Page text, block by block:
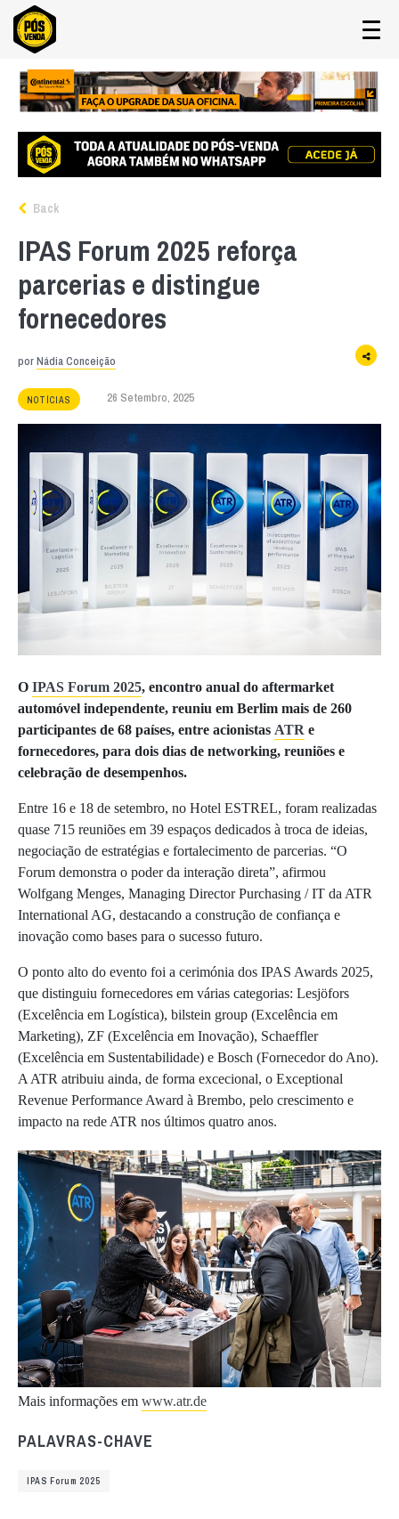
Back
IPAS Forum 2025 reforça
parcerias e distingue
fornecedores
porNádia Conceição
NOTÍCIAS 26 Setembro, 2025
O IPAS Forum 2025, encontro anual do aftermarket
automóvel independente, reuniu em Berlim mais de 260
participantes de 68 países, entre acionistas ATR e
fornecedores, para dois dias de networking, reuniões e
celebração de desempenhos.
Entre 16 e 18 de setembro, no Hotel ESTREL, foram realizadas
quase 715 reuniões em 39 espaços dedicados à troca de ideias,
negociação de estratégias e fortalecimento de parcerias. “O
Forum demonstra o poder da interação direta”, afirmou
Wolfgang Menges, Managing Director Purchasing / IT da ATR
International AG, destacando a construção de confiança e
inovação como bases para o sucesso futuro.
O ponto alto do evento foi a cerimónia dos IPAS Awards 2025,
que distinguiu fornecedores em várias categorias: Lesjöfors
(Excelência em Logística), bilstein group (Excelência em
Marketing), ZF (Excelência em Inovação), Schaeffler
(Excelência em Sustentabilidade) e Bosch (Fornecedor do Ano).
A ATR atribuiu ainda, de forma excecional, o Exceptional
Revenue Performance Award à Brembo, pelo crescimento e
impacto na rede ATR nos últimos quatro anos.
Mais informações em www.atr.de
PALAVRAS-CHAVE
IPAS Forum 2025